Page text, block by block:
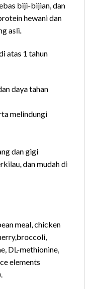
biji-bijian, dan
hewani dan
asli.
atas 1 tahun
daya tahan
melindungi
dan gigi
dan mudah di
meal, chicken
DL-methionine,
elements